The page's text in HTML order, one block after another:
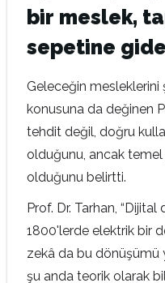
bir meslek,
sepetine
Geleceğin
konusuna da değinen
tehdit değil, doğru
olduğunu, ancak temel
olduğunu belirtti.
Prof. Dr. Tarhan, “Dijital
1800'lerde elektrik bir
zekâ da bu dönüşümü
şu anda teorik olarak